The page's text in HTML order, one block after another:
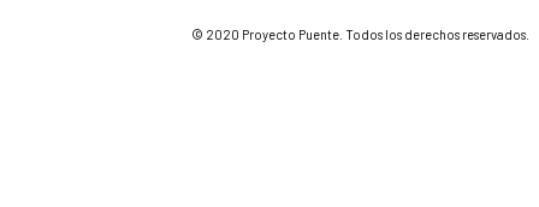
© 2020 Proyecto Puente. Todos los derechos reservados.